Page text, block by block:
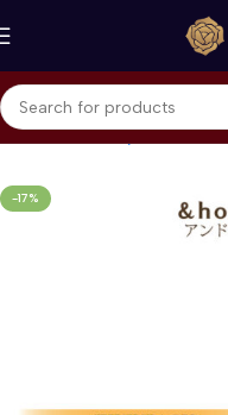
Beranda &honey Hair Oil
-17%